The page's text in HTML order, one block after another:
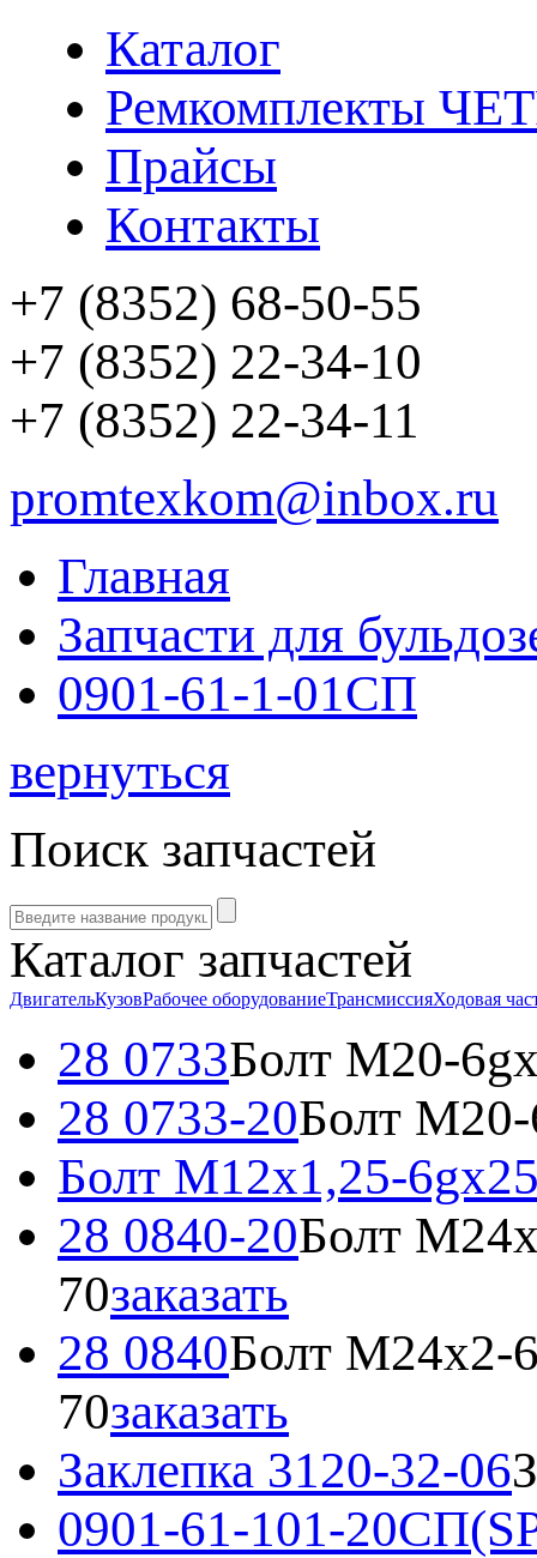
Каталог
Ремкомплекты
Прайсы
Контакты
+7 (8352) 68-50-55
+7 (8352) 22-34-10
+7 (8352) 22-34-11
promtexkom@inbox.ru
Главная
Запчасти для
0901-61-1-01СП
вернуться
Поиск запчастей
Каталог запчастей
ДвигательКузовРабочее оборудованиеТрансмиссияХодовая
28 0733Болт M20-
28 0733-20Болт
Болт М12x1,25-
28 0840-20Болт
70заказать
28 0840Болт М24х2-
70заказать
Заклепка 3120-32-06
0901-61-101-